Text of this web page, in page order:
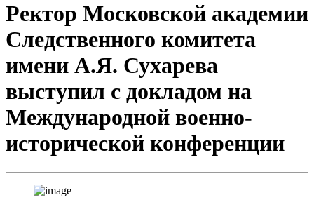
Ректор Московской академии
Следственного комитета
имени А.Я. Сухарева
выступил с докладом на
Международной военно-
исторической конференции